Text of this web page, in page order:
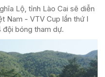
Lộ, tỉnh Lào Cai sẽ diễn
Nam - VTV Cup lần thứ I
đội bóng tham dự.